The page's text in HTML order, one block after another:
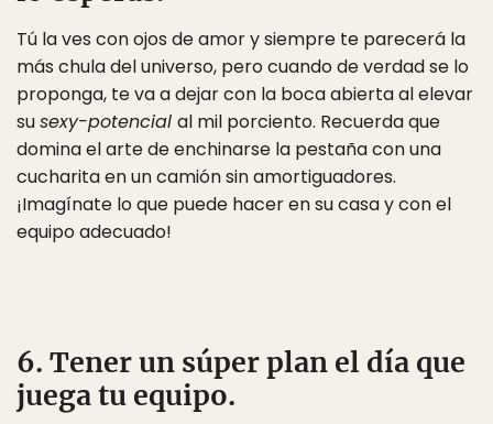
Tú la ves con ojos de amor y siempre te parecerá la
más chula del universo, pero cuando de verdad se lo
proponga, te va a dejar con la boca abierta al elevar
susexy-potencial al mil porciento. Recuerda que
domina el arte de enchinarse la pestaña con una
cucharita en un camión sin amortiguadores.
¡Imagínate lo que puede hacer en su casa y con el
equipo adecuado!
6. Tener un súper plan el día que
juega tu equipo.